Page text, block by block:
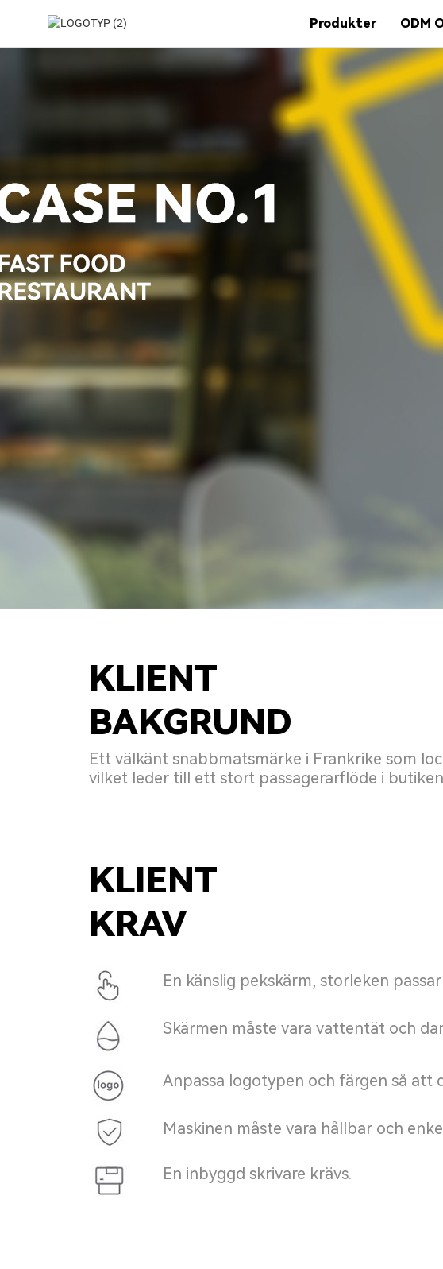
Produkter ODM
KLIENT
BAKGRUND
Ett välkänt snabbmatsmärke i Frankrike som
vilket leder till ett stort passagerarflöde i
KLIENT
KRAV
En känslig pekskärm, storleken
Skärmen måste vara vattentät och
Anpassa logotypen och färgen så att
Maskinen måste vara hållbar och
En inbyggd skrivare krävs.